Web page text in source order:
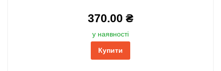
370.00 ₴
у наявності
Купити